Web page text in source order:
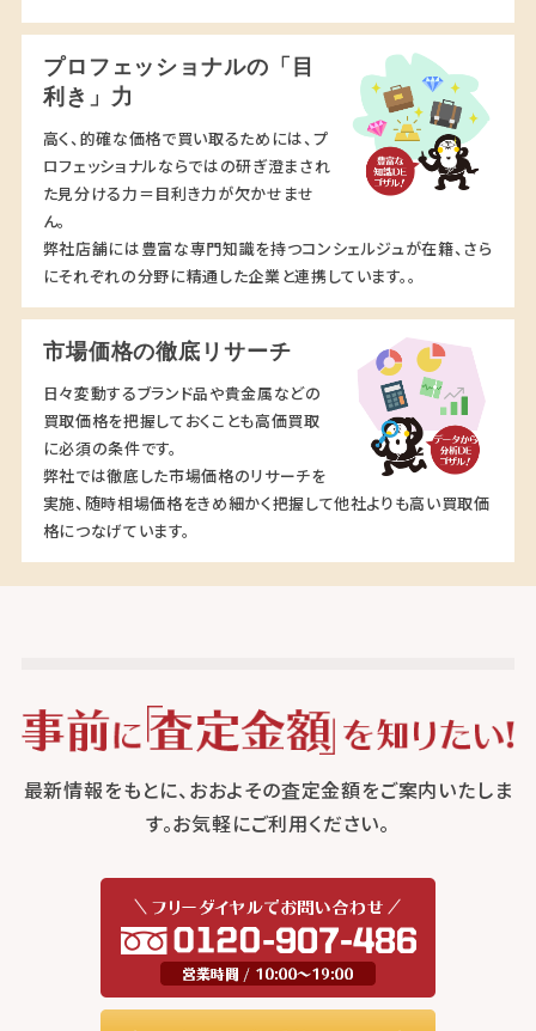
プロフェッショナルの「目
利き」力
高く、的確な価格で買い取るためには、プ
ロフェッショナルならではの研ぎ澄まされ
た見分ける力＝目利き力が欠かせませ
ん。
弊社店舗には豊富な専門知識を持つコンシェルジュが在籍、さら
にそれぞれの分野に精通した企業と連携しています。。
市場価格の徹底リサーチ
日々変動するブランド品や貴金属などの
買取価格を把握しておくことも高価買取
に必須の条件です。
弊社では徹底した市場価格のリサーチを
実施、随時相場価格をきめ細かく把握して他社よりも高い買取価
格につなげています。
最新情報をもとに、おおよその査定金額をご案内いたしま
す。お気軽にご利用ください。